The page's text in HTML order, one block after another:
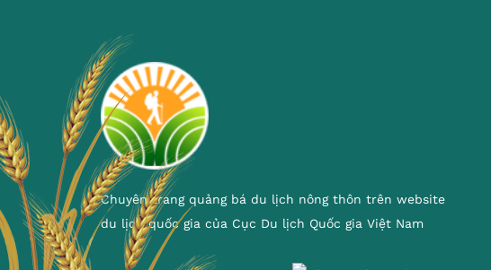
Chuyên trang quảng bá du lịch nông thôn trên website
du lịch quốc gia của Cục Du lịch Quốc gia Việt Nam